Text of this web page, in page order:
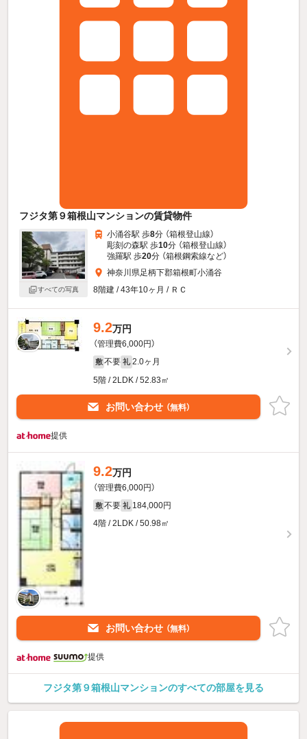
フジタ第９箱根山マンションの賃貸物件
すべての写真
小涌谷駅 歩8分 （箱根登山線）
彫刻の森駅 歩10分 （箱根登山線）
強羅駅 歩20分 （箱根鋼索線など）
神奈川県足柄下郡箱根町小涌谷
8階建 / 43年10ヶ月 / ＲＣ
9.2万円
（管理費6,000円）
敷 不要 礼 2.0ヶ月
5階 / 2LDK / 52.83㎡
お問い合わせ （無料）
提供
9.2万円
（管理費6,000円）
敷 不要 礼 184,000円
4階 / 2LDK / 50.98㎡
お問い合わせ （無料）
提供
フジタ第９箱根山マンションのすべての部屋を見る